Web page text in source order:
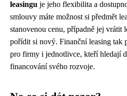
leasingu je jeho flexibilita a
smlouvy máte možnost si předmět
stanovenou cenu, případně jej vrátit
pořídit si nový. Finanční leasing tak
pro firmy i jednotlivce, kteří hledají
financování svého rozvoje.